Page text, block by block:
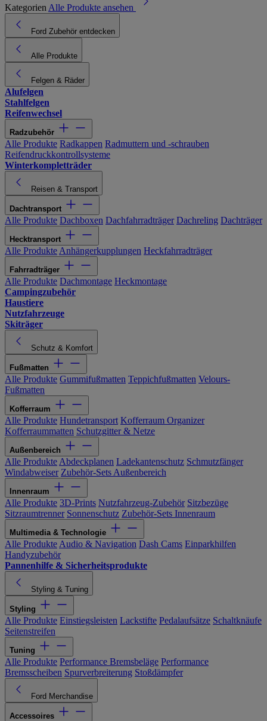
Kategorien Alle Produkte ansehen
Ford Zubehör entdecken
Alle Produkte
Felgen & Räder
Alufelgen
Stahlfelgen
Reifenwechsel
Radzubehör
Alle Produkte Radkappen Radmuttern und -schrauben
Reifendruckkontrollsysteme
Winterkompletträder
Reisen & Transport
Dachtransport
Alle Produkte Dachboxen Dachfahrradträger Dachreling Dachträger
Hecktransport
Alle Produkte Anhängerkupplungen Heckfahrradträger
Fahrradträger
Alle Produkte Dachmontage Heckmontage
Campingzubehör
Haustiere
Nutzfahrzeuge
Skiträger
Schutz & Komfort
Fußmatten
Alle Produkte Gummifußmatten Teppichfußmatten Velours-
Fußmatten
Kofferraum
Alle Produkte Hundetransport Kofferraum Organizer
Kofferraummatten Schutzgitter & Netze
Außenbereich
Alle Produkte Abdeckplanen Ladekantenschutz Schmutzfänger
Windabweiser Zubehör-Sets Außenbereich
Innenraum
Alle Produkte 3D-Prints Nutzfahrzeug-Zubehör Sitzbezüge
Sitzraumtrenner Sonnenschutz Zubehör-Sets Innenraum
Multimedia & Technologie
Alle Produkte Audio & Navigation Dash Cams Einparkhilfen
Handyzubehör
Pannenhilfe & Sicherheitsprodukte
Styling & Tuning
Styling
Alle Produkte Einstiegsleisten Lackstifte Pedalaufsätze Schaltknäufe
Seitenstreifen
Tuning
Alle Produkte Performance Bremsbeläge Performance
Bremsscheiben Spurverbreiterung Stoßdämpfer
Ford Merchandise
Accessoires